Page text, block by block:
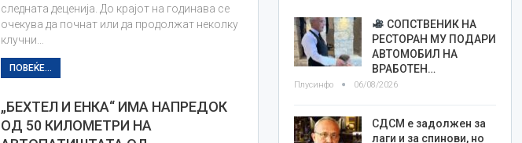
следната деценија. До крајот на годинава се
очекува да почнат или да продолжат неколку
клучни…
ПОВЕЌЕ...
„БЕХТЕЛ И ЕНКА“ ИМА НАПРЕДОК
ОД 50 КИЛОМЕТРИ НА
СОПСТВЕНИК НА
РЕСТОРАН МУ ПОДАРИ
АВТОМОБИЛ НА
ВРАБОТЕН…
Плусинфо 06/08/2026
СДСМ е задолжен за
лаги и за спинови, но